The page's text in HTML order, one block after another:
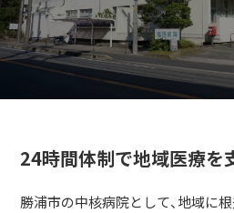
24時間体制で地域医療を
勝浦市の中核病院として、地域に